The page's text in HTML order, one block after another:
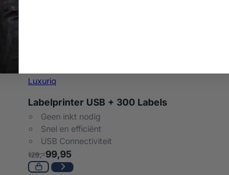
Luxuriq
Labelprinter USB + 300 Labels
Geen inkt nodig
Snel en efficiënt
USB Connectiviteit
129,-99,95